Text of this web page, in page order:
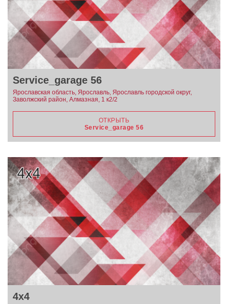
Service_garage 56
Ярославская область, Ярославль, Ярославль городской округ,
Заволжский район, Алмазная, 1 к2/2
ОТКРЫТЬ
Service_garage 56
4х4